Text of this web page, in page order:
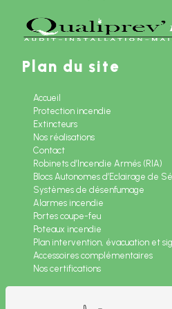
Plan du site
Accueil
Protection incendie
Extincteurs
Nos réalisations
Contact
Robinets d’Incendie Armés (RIA)
Blocs Autonomes d’Eclairage de
Systèmes de désenfumage
Alarmes incendie
Portes coupe-feu
Poteaux incendie
Plan intervention, évacuation et
Accessoires complémentaires
Nos certifications